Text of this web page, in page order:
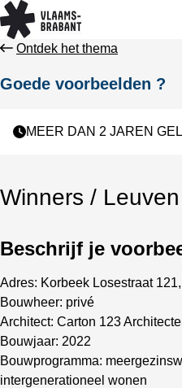
Ontdek het thema
Goede voorbeelden ?
MEER DAN 2 JAREN
Winners / Leuven
Beschrijf je
Adres: Korbeek Losestraat
Bouwheer: privé
Architect: Carton 123
Bouwjaar: 2022
Bouwprogramma:
intergenerationeel wonen